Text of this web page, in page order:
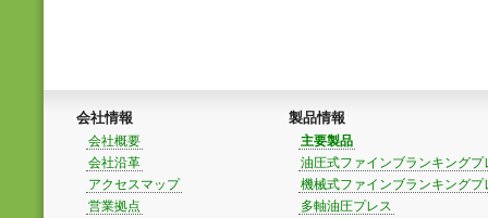
会社情報
会社概要
会社沿革
アクセスマップ
営業拠点
製品情報
主要製品
油圧式ファインブランキングプ
機械式ファインブランキングプ
多軸油圧プレス